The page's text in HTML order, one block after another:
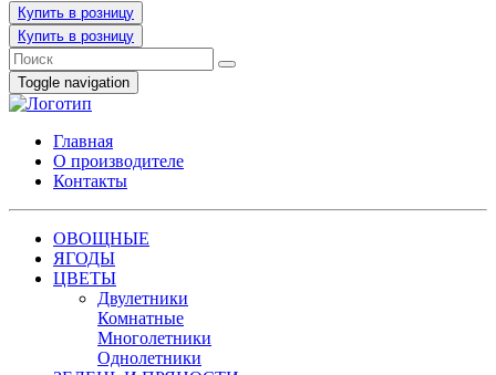
Купить в розницу
Купить в розницу
Toggle navigation
Главная
О производителе
Контакты
ОВОЩНЫЕ
ЯГОДЫ
ЦВЕТЫ
Двулетники
Комнатные
Многолетники
Однолетники